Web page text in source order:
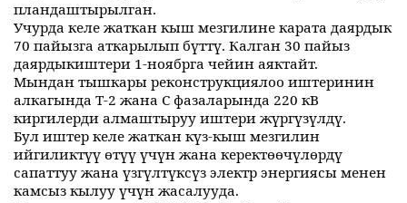
пландаштырылган.
Учурда келе жаткан кыш мезгилине карата даярдык
70 пайызга аткарылып бүттү. Калган 30 пайыз
даярдыкиштери 1-ноябрга чейин аяктайт.
Мындан тышкары реконструкциялоо иштеринин
алкагында Т-2 жана С фазаларында 220 кВ
киргилерди алмаштыруу иштери жүргүзүлдү.
Бул иштер келе жаткан күз-кыш мезгилин
ийгиликтүү өтүү үчүн жана керектөөчүлөрдү
сапаттуу жана үзгүлтүксүз электр энергиясы менен
камсыз кылуу үчүн жасалууда.